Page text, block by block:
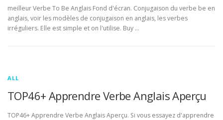
meilleur Verbe To Be Anglais Fond d'écran. Conjugaison du verbe be en
anglais, voir les modèles de conjugaison en anglais, les verbes
irréguliers. Elle est simple et on l'utilise. Buy …
ALL
TOP46+ Apprendre Verbe Anglais Aperçu
TOP46+ Apprendre Verbe Anglais Aperçu. Si vous essayez d'apprendre